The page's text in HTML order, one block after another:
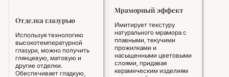
Отделка глазурью
Используя технологию
высокотемпературной
глазури, можно получить
глянцевую, матовую и
другие отделки.
Обеспечивает гладкую,
Мраморный эффект
Имитирует текстуру
натурального мрамора с
плавными, текучими
прожилками и
насыщенными цветовыми
слоями, придавая
керамическим изделиям